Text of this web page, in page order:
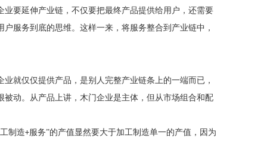
要延伸产业链，不仅要把最终产品提供给用户，还需要
服务到底的思维。这样一来，将服务整合到产业链中，
就仅仅提供产品，是别人完整产业链条上的一端而已，
动。从产品上讲，木门企业是主体，但从市场组合和配
制造+服务”的产值显然要大于加工制造单一的产值，因为